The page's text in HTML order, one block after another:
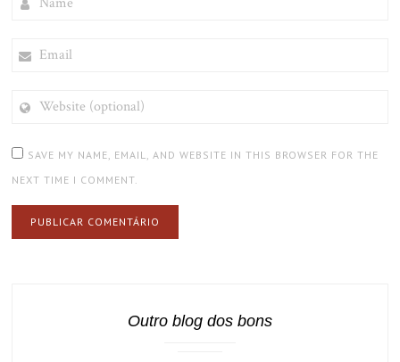
(OPTIONAL)
SAVE MY NAME, EMAIL, AND WEBSITE IN THIS BROWSER FOR THE
NEXT TIME I COMMENT.
Outro blog dos bons